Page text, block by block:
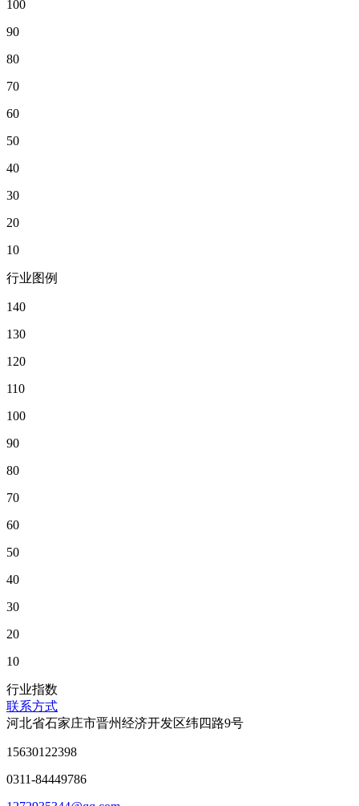
100
90
80
70
60
50
40
30
20
10
行业图例
140
130
120
110
100
90
80
70
60
50
40
30
20
10
行业指数
联系方式
河北省石家庄市晋州经济开发区纬四路9号
15630122398
0311-84449786